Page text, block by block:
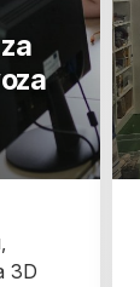
3D